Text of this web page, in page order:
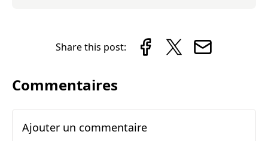
Share this post:
Commentaires
Ajouter un commentaire